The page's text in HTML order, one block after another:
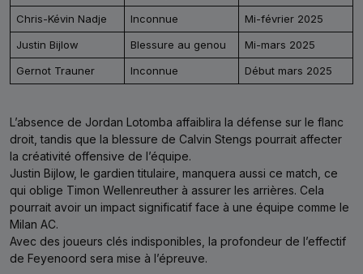
Chris-Kévin Nadje Inconnue
Mi-février 2025
Justin Bijlow
Blessure au genou
Mi-mars 2025
Gernot Trauner
Inconnue Début mars 2025
L’absence de Jordan Lotomba affaiblira la défense sur le flanc
droit, tandis que la blessure de Calvin Stengs pourrait affecter
la créativité offensive de l’équipe.
Justin Bijlow, le gardien titulaire, manquera aussi ce match, ce
qui oblige Timon Wellenreuther à assurer les arrières. Cela
pourrait avoir un impact significatif face à une équipe comme le
Milan AC.
Avec des joueurs clés indisponibles, la profondeur de l’effectif
de Feyenoord sera mise à l’épreuve.